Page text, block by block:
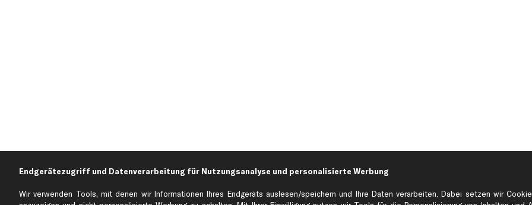
Über kfzteile24 Kundenservice Hilfe & Support Top
Endgerätezugriff und Datenverarbeitung für Nutzungsanalyse und personalisierte Werbung
Wir verwenden Tools, mit denen wir Informationen Ihres Endgeräts auslesen/speichern und Ihre Daten verarbeiten. Dabei setzen wir